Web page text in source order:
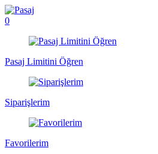
0
Pasaj Limitini Öğren
Siparişlerim
Favorilerim